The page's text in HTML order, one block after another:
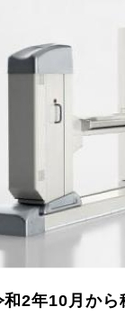
和2年10月か